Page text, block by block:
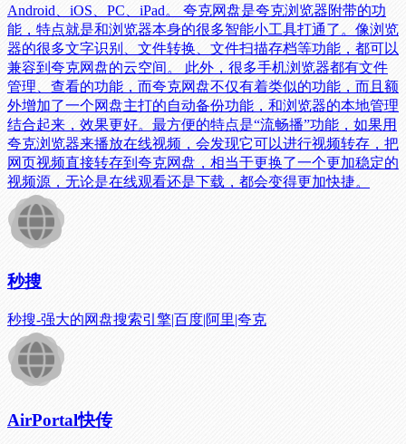
Android、iOS、PC、iPad。 夸克网盘是夸克浏览器附带的功
能，特点就是和浏览器本身的很多智能小工具打通了。像浏览
器的很多文字识别、文件转换、文件扫描存档等功能，都可以
兼容到夸克网盘的云空间。 此外，很多手机浏览器都有文件
管理、查看的功能，而夸克网盘不仅有着类似的功能，而且额
外增加了一个网盘主打的自动备份功能，和浏览器的本地管理
结合起来，效果更好。最方便的特点是“流畅播”功能，如果用
夸克浏览器来播放在线视频，会发现它可以进行视频转存，把
网页视频直接转存到夸克网盘，相当于更换了一个更加稳定的
视频源，无论是在线观看还是下载，都会变得更加快捷。
秒搜
秒搜-强大的网盘搜索引擎|百度|阿里|夸克
AirPortal快传